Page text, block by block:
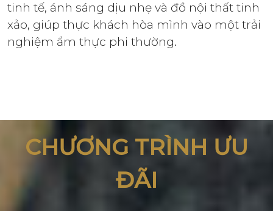
tinh tế, ánh sáng dịu nhẹ và đồ nội thất tinh
xảo, giúp thực khách hòa mình vào một trải
nghiệm ẩm thực phi thường.
CHƯƠNG TRÌNH ƯU
ĐÃI